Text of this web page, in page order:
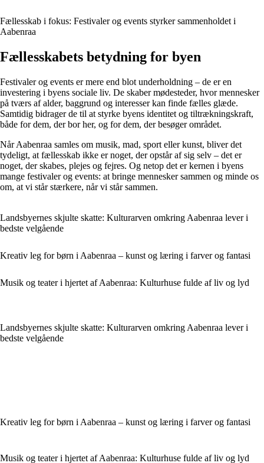
Fællesskab i fokus: Festivaler og events styrker sammenholdet i
Aabenraa
Fællesskabets betydning for byen
Festivaler og events er mere end blot underholdning – de er en
investering i byens sociale liv. De skaber mødesteder, hvor mennesker
på tværs af alder, baggrund og interesser kan finde fælles glæde.
Samtidig bidrager de til at styrke byens identitet og tiltrækningskraft,
både for dem, der bor her, og for dem, der besøger området.
Når Aabenraa samles om musik, mad, sport eller kunst, bliver det
tydeligt, at fællesskab ikke er noget, der opstår af sig selv – det er
noget, der skabes, plejes og fejres. Og netop det er kernen i byens
mange festivaler og events: at bringe mennesker sammen og minde os
om, at vi står stærkere, når vi står sammen.
Landsbyernes skjulte skatte: Kulturarven omkring Aabenraa lever i
bedste velgående
Kreativ leg for børn i Aabenraa – kunst og læring i farver og fantasi
Musik og teater i hjertet af Aabenraa: Kulturhuse fulde af liv og lyd
Landsbyernes skjulte skatte: Kulturarven omkring Aabenraa lever i
bedste velgående
Kreativ leg for børn i Aabenraa – kunst og læring i farver og fantasi
Musik og teater i hjertet af Aabenraa: Kulturhuse fulde af liv og lyd